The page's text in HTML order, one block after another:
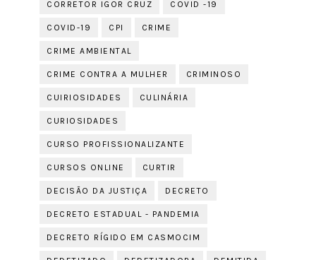
CORRETOR IGOR CRUZ COVID -19
COVID-19 CPI CRIME
CRIME AMBIENTAL
CRIME CONTRA A MULHER CRIMINOSO
CUIRIOSIDADES CULINÁRIA
CURIOSIDADES
CURSO PROFISSIONALIZANTE
CURSOS ONLINE CURTIR
DECISÃO DA JUSTIÇA DECRETO
DECRETO ESTADUAL - PANDEMIA
DECRETO RÍGIDO EM CASMOCIM